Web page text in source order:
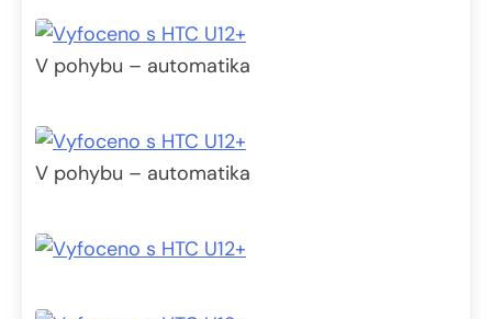
V pohybu – automatika
V pohybu – automatika